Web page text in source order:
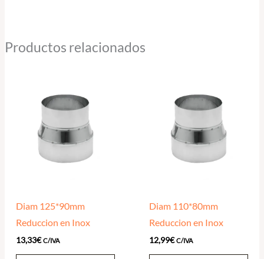
Productos relacionados
Diam 125*90mm
Reduccion en Inox
13,33€ C/IVA
Diam 110*80mm
Reduccion en Inox
12,99€ C/IVA